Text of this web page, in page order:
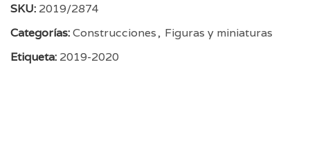
SKU: 2019/2874
Categorías:Construcciones, Figuras y miniaturas
Etiqueta: 2019-2020